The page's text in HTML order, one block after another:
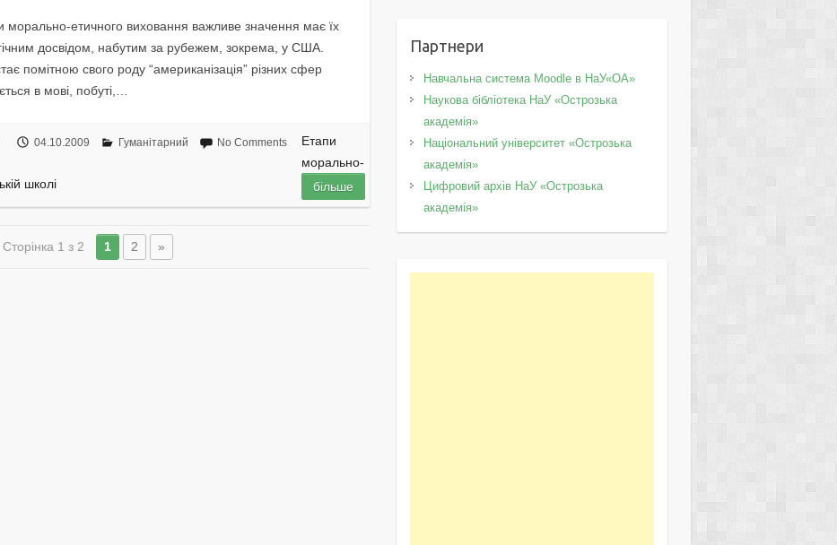
морально-етичного виховання важливе значення має їх
досвідом, набутим за рубежем, зокрема, у США.
помітною свого роду “американізація” різних сфер
в мові, побуті,…
04.10.2009 Гуманітарний No Comments
Етапи
морально-
школі
більше
Сторінка 1 з 2 1 2 »
Партнери
Навчальна система Moodle в НаУ«ОА»
Наукова бібліотека НаУ «Острозька
академія»
Національний університет «Острозька
академія»
Цифровий архів НаУ «Острозька
академія»